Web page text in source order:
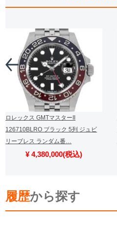
ロレックス GMTマスターII
126710BLRO ブラック 5列 ジュビ
リーブレス ランダム番…
¥ 4,380,000(税込)
履歴から探す